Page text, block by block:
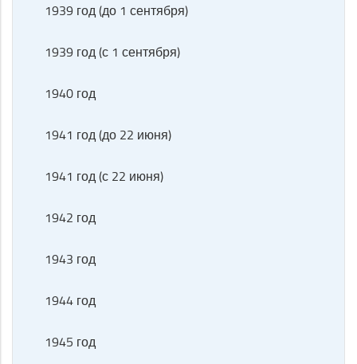
1939 год (до 1 сентября)
1939 год (с 1 сентября)
1940 год
1941 год (до 22 июня)
1941 год (с 22 июня)
1942 год
1943 год
1944 год
1945 год